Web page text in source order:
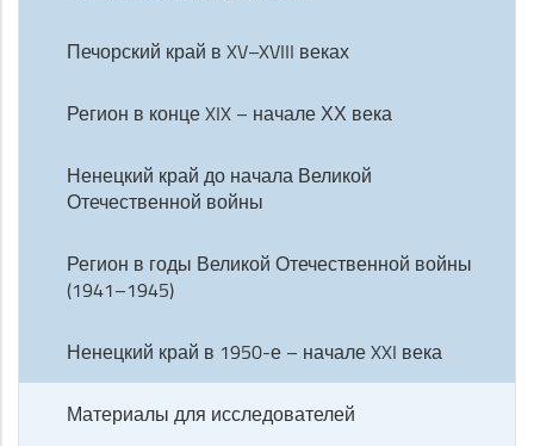
Печорский край в XV–XVIII веках
Регион в конце XIX – начале ХХ века
Ненецкий край до начала Великой
Отечественной войны
Регион в годы Великой Отечественной войны
(1941–1945)
Ненецкий край в 1950-е – начале XXI века
Материалы для исследователей